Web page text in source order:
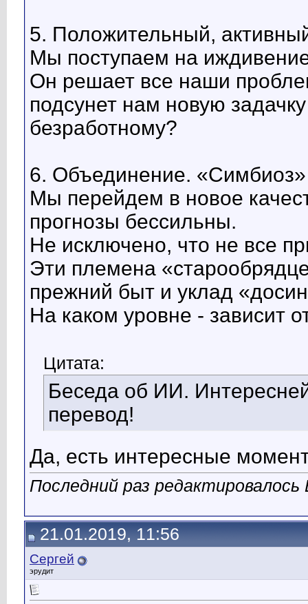
5. Положительный,
Мы поступаем на
Он решает все наши
подсунет нам новую
безработному?
6. Объединение. «Симбиоз»
Мы перейдем в новое
прогнозы бессильны.
Не исключено, что не все
Эти племена
прежний быт и уклад
На каком уровне - зависит
Цитата:
Беседа об ИИ.
перевод!
Да, есть интересные
Последний раз
21.01.2019, 11:56
Сергей
эрудит